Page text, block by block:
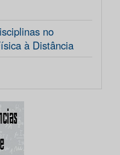
no
à Distância